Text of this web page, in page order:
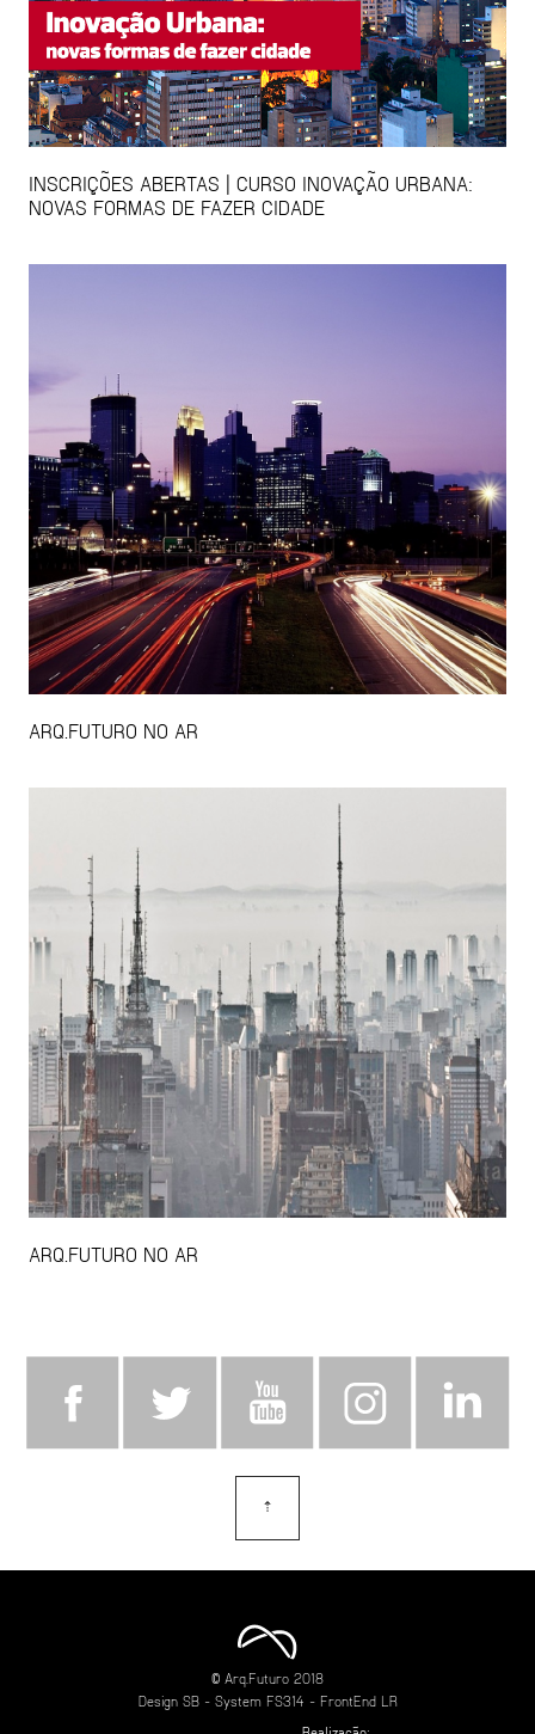
INSCRIÇÕES ABERTAS | CURSO INOVAÇÃO URBANA:
NOVAS FORMAS DE FAZER CIDADE
ARQ.FUTURO NO AR
ARQ.FUTURO NO AR
⇡
© Arq.Futuro 2018
Design SB- System FS314 - FrontEnd LR